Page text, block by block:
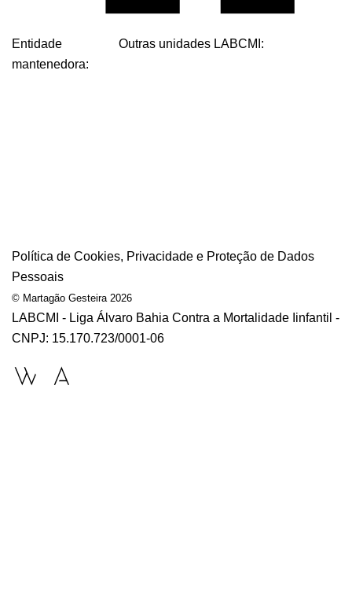
Entidade
mantenedora:
Outras unidades LABCMI:
Política de Cookies, Privacidade e Proteção de Dados
Pessoais
© Martagão Gesteira 2026
LABCMI - Liga Álvaro Bahia Contra a Mortalidade Iinfantil -
CNPJ: 15.170.723/0001-06